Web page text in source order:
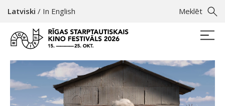
Meklēt
Latviski / In English